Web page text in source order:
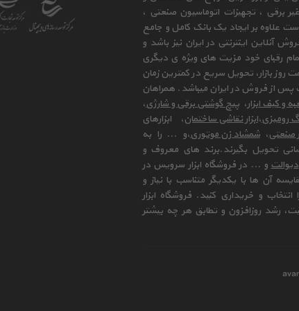
برقی ، تجهیزات اتوماسیون صنعتی ،
علاوه بر ایجاد یک بانک کامل و جامع
آنلاین اینترنتی در ایران نیز باشد و
رقبای خود مزیت های ویژه ی دیگری
بازار، تحویل سریع در کمترین زمان
از فروش در ایران میباشد. همراهان
و کیف ابزار، پیچ گوشتی برقی و شارژی،
رومیزی،ابزار نقاشی ساختمان، ابزارهای
صنعتی،شمشاد زن موتوری،و ... را به
تحویل بگیرند.برند های معروف و
دیوالتو ... در فروشگاه ابزار سرویس در
آن ها با یکدیگر متناسب با نیاز و
و خریداری کنید. فروشگاه ابزار
رشد روزافزون و تطابق هر چه بیشتر